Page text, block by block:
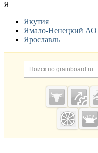
Я
Якутия
Ямало-Ненецкий АО
Ярославль
Cсылки на